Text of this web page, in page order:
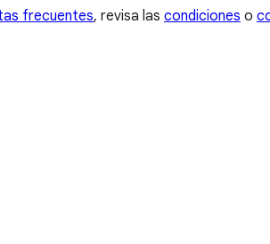
frecuentes, revisa las condiciones o